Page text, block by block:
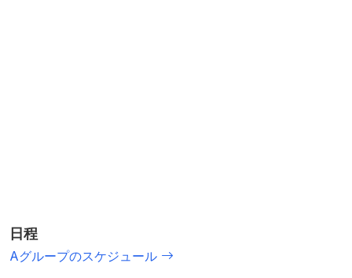
日程
Aグループのスケジュール